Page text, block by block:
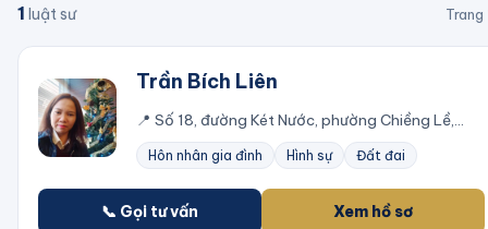
1 luật sư Trang
Trần Bích Liên
📍 Số 18, đường Két Nước, phường Chiềng Lề,
thành phố Sơn La, tỉnh Sơn La, TP. Sơn La, Sơn
La
Hôn nhân gia đình Hình sự Đất đai
📞 Gọi tư vấn Xem hồ sơ